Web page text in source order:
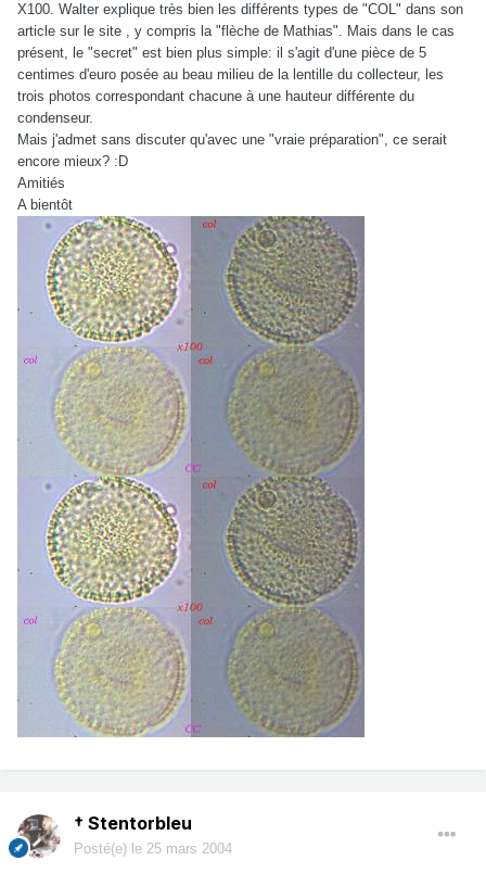
X100. Walter explique très bien les différents types de "COL" dans son
article sur le site , y compris la "flèche de Mathias". Mais dans le cas
présent, le "secret" est bien plus simple: il s'agit d'une pièce de 5
centimes d'euro posée au beau milieu de la lentille du collecteur, les
trois photos correspondant chacune à une hauteur différente du
condenseur.
Mais j'admet sans discuter qu'avec une "vraie préparation", ce serait
encore mieux? :D
Amitiés
A bientôt
† Stentorbleu
Posté(e) le 25 mars 2004